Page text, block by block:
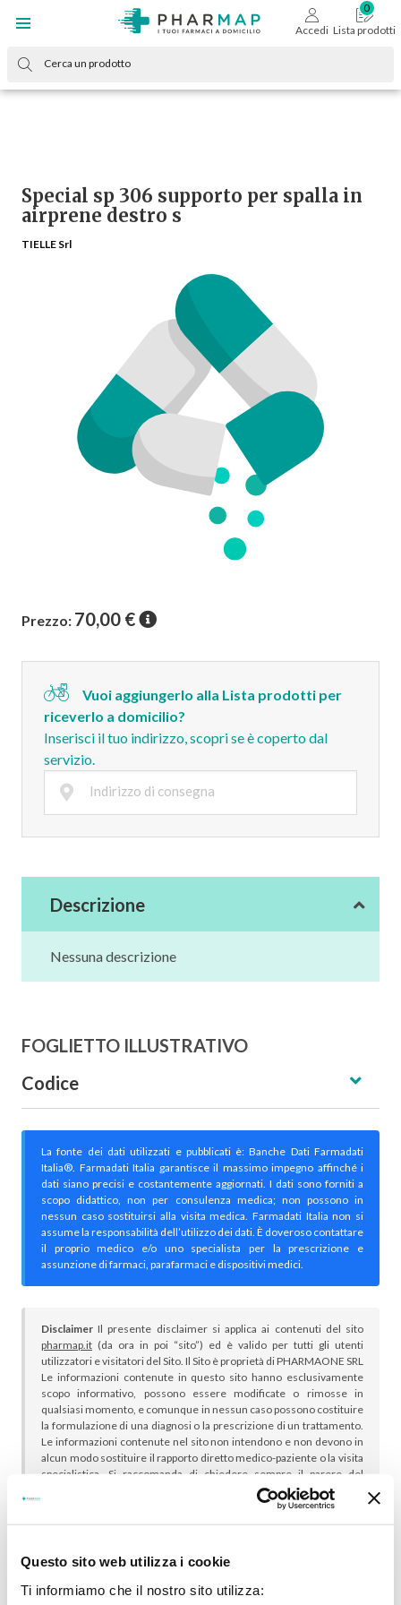
Questo sito web utilizza i cookie
Ti informiamo che il nostro sito utilizza:
Accedi Lista prodotti
Special sp 306 supporto per spalla in
airprene destro s
TIELLE Srl
Prezzo: 70,00 €
Vuoi aggiungerlo alla Lista prodotti per
riceverlo a domicilio?
Inserisci il tuo indirizzo, scopri se è coperto dal
servizio.
Descrizione
Nessuna descrizione
FOGLIETTO ILLUSTRATIVO
Codice
La fonte dei dati utilizzati e pubblicati è: Banche Dati Farmadati
Italia®. Farmadati Italia garantisce il massimo impegno affinché i
dati siano precisi e costantemente aggiornati. I dati sono forniti a
scopo didattico, non per consulenza medica; non possono in
nessun caso sostituirsi alla visita medica. Farmadati Italia non si
assume la responsabilità dell’utilizzo dei dati. È doveroso contattare
il proprio medico e/o uno specialista per la prescrizione e
assunzione di farmaci, parafarmaci e dispositivi medici.
Disclaimer Il presente disclaimer si applica ai contenuti del sito
pharmap.it (da ora in poi “sito”) ed è valido per tutti gli utenti
utilizzatori e visitatori del Sito. Il Sito è proprietà di PHARMAONE SRL
Le informazioni contenute in questo sito hanno esclusivamente
scopo informativo, possono essere modificate o rimosse in
qualsiasi momento, e comunque in nessun caso possono costituire
la formulazione di una diagnosi o la prescrizione di un trattamento.
Le informazioni contenute nel sito non intendono e non devono in
alcun modo sostituire il rapporto diretto medico-paziente o la visita
specialistica. Si raccomanda di chiedere sempre il parere del
proprio medico curante e/o di specialisti riguardo qualsiasi
indicazione riportata. Se si hanno dubbi o quesiti sull’uso di un
medicinale è necessario consultare il proprio medico.